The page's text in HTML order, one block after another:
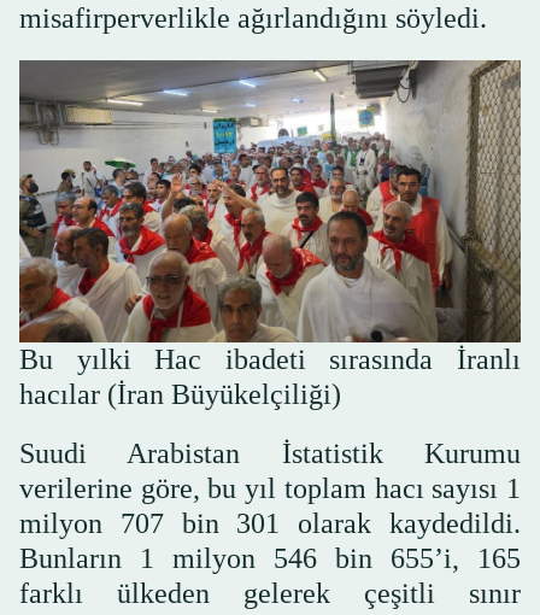
misafirperverlikle ağırlandığını söyledi.
Bu yılki Hac ibadeti sırasında İranlı
hacılar (İran Büyükelçiliği)
Suudi Arabistan İstatistik Kurumu
verilerine göre, bu yıl toplam hacı sayısı 1
milyon 707 bin 301 olarak kaydedildi.
Bunların 1 milyon 546 bin 655’i, 165
farklı ülkeden gelerek çeşitli sınır